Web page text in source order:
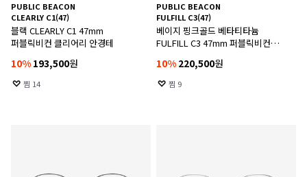
PUBLIC BEACON
CLEARLY C1(47)
블랙 CLEARLY C1 47mm
퍼블릭비컨 클리어리 안경테
10% 193,500원
찜 14
PUBLIC BEACON
FULFILL C3(47)
베이지 핑크골드 베타티타늄
FULFILL C3 47mm 퍼블릭비컨
10% 220,500원
찜 9